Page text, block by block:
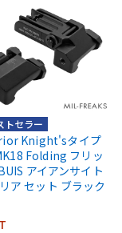
トセラー
Knight'sタイプ
Folding フリッ
アイアンサイト
ア セット ブラック